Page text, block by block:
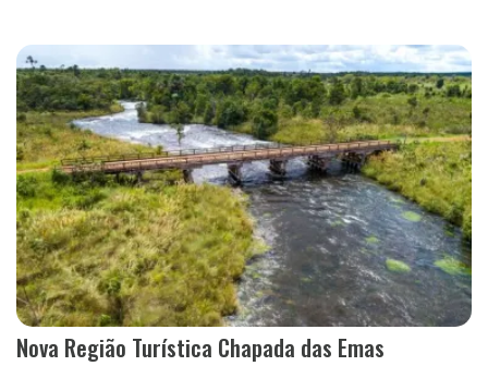
Nova Região Turística Chapada das Emas